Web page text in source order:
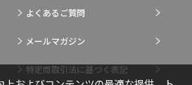
よくあるご質問
メールマガジン
特定商取引法に基づく表記